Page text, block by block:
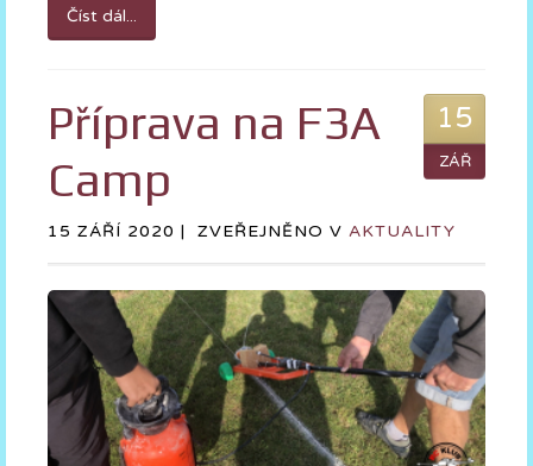
Číst dál...
15
ZÁŘ
Příprava na F3A
Camp
15 ZÁŘÍ 2020 | ZVEŘEJNĚNO V AKTUALITY